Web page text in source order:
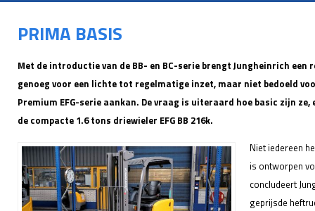
PRIMA BASIS
Met de introductie van de BB- en BC-serie brengt Jungheinrich een
genoeg voor een lichte tot regelmatige inzet, maar niet bedoeld
Premium EFG-serie aankan. De vraag is uiteraard hoe basic zijn
de compacte 1.6 tons driewieler EFG BB 216k.
Niet iedereen
is ontworpen
concludeert
geprijsde